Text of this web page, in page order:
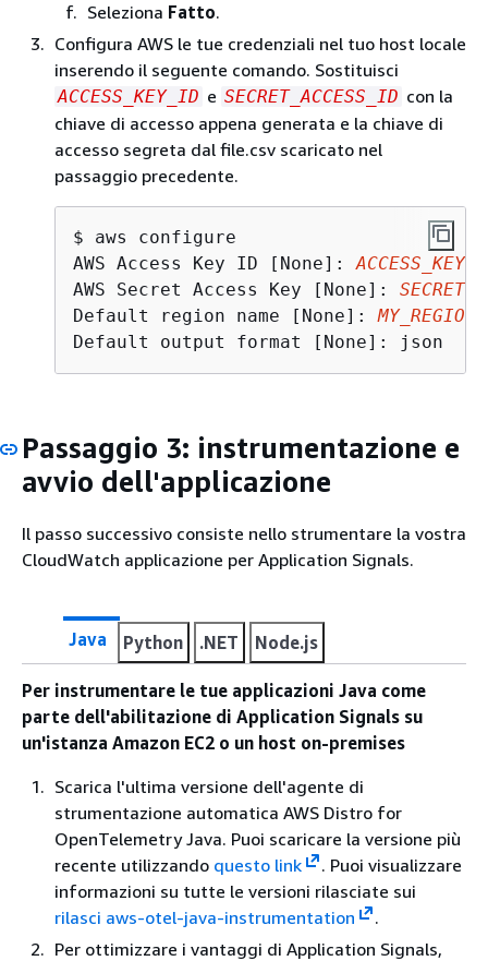
Seleziona Fatto.
Configura AWS le tue credenziali nel tuo host locale
inserendo il seguente comando. Sostituisci
ACCESS_KEY_ID e SECRET_ACCESS_ID con la
chiave di accesso appena generata e la chiave di
accesso segreta dal file.csv scaricato nel
passaggio precedente.
$ aws configure
AWS Access Key ID [None]:
AWS Secret Access Key [None]:
Default region name [None]: MY_REGION
Default output format [None]: json
Passaggio 3: instrumentazione e
avvio dell'applicazione
Il passo successivo consiste nello strumentare la vostra
CloudWatch applicazione per Application Signals.
Java Python .NET Node.js
Per instrumentare le tue applicazioni Java come
parte dell'abilitazione di Application Signals su
un'istanza Amazon EC2 o un host on-premises
Scarica l'ultima versione dell'agente di
strumentazione automatica AWS Distro for
OpenTelemetry Java. Puoi scaricare la versione più
recente utilizzando questo link
. Puoi visualizzare
informazioni su tutte le versioni rilasciate sui
rilasci aws-otel-java-instrumentation
.
Per ottimizzare i vantaggi di Application Signals,